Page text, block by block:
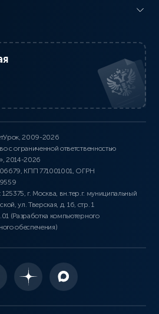
2009-2026
с ограниченной ответственностью
2014-2026
КПП 771001001, ОГРН
г. Москва, вн.тер.г. муниципальный
ул. Тверская, д. 16, стр. 1
(Разработка компьютерного
обеспечения)